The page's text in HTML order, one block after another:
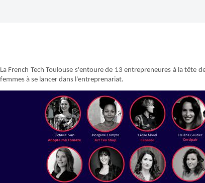
La French Tech Toulouse s'entoure de 13 entrepreneures à la
femmes à se lancer dans l'entreprenariat.